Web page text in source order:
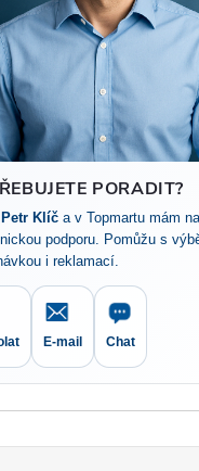
PORADIT?
Petr Klíč a v Topmartu mám
podporu. Pomůžu s
i reklamací.
E-mail Chat